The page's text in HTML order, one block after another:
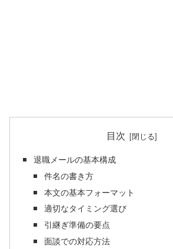
目次
退職メールの基本構成
件名の書き方
本文の基本フォーマット
適切なタイミング選び
引継ぎ準備の要点
面談での対応方法